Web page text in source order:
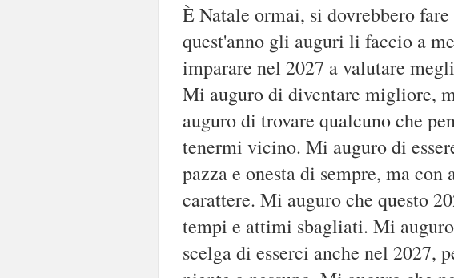
È Natale ormai, si dovrebbero
quest'anno gli auguri li faccio a
imparare nel 2027 a valutare
Mi auguro di diventare migliore,
auguro di trovare qualcuno che
tenermi vicino. Mi auguro di
pazza e onesta di sempre, ma con
carattere. Mi auguro che questo
tempi e attimi sbagliati. Mi
scelga di esserci anche nel 2027,